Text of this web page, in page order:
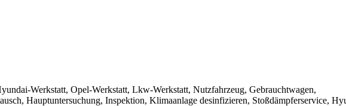
Werkstatt, Opel-Werkstatt, Lkw-Werkstatt, Nutzfahrzeug, Gebrauchtwagen,
Hauptuntersuchung, Inspektion, Klimaanlage desinfizieren, Stoßdämpferservice,